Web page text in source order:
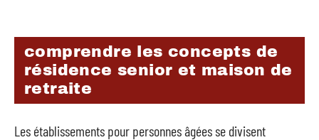
comprendre les concepts de
résidence senior et maison de
retraite
Les établissements pour personnes âgées se divisent